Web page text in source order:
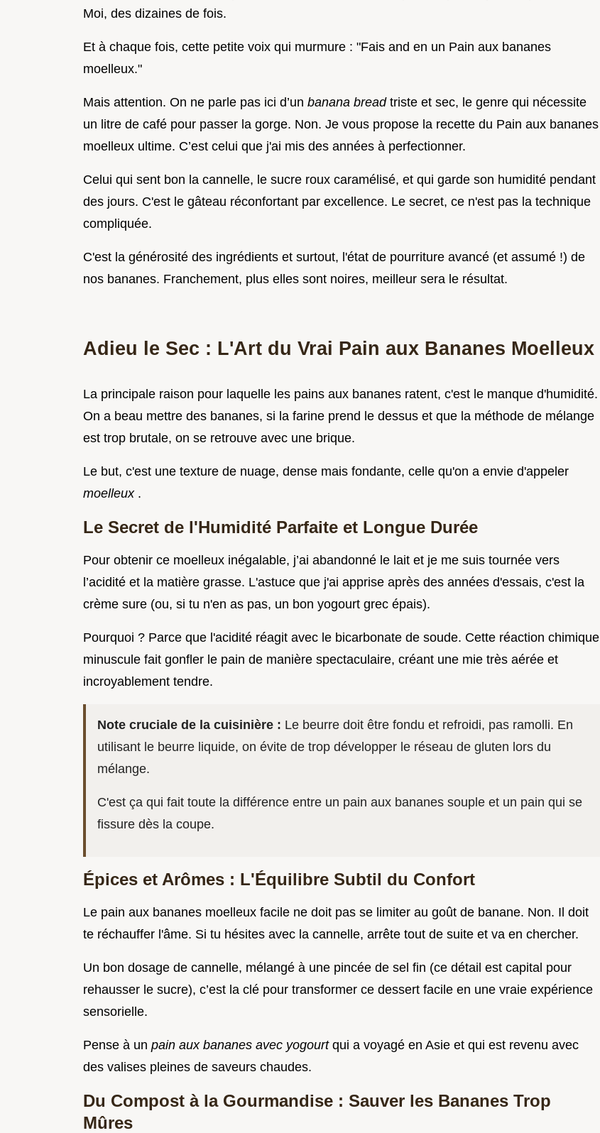
Moi, des dizaines de fois.
Et à chaque fois, cette petite voix qui murmure : "Fais and en un Pain aux bananes
moelleux."
Mais attention. On ne parle pas ici d’un banana bread triste et sec, le genre qui nécessite
un litre de café pour passer la gorge. Non. Je vous propose la recette du Pain aux bananes
moelleux ultime. C’est celui que j'ai mis des années à perfectionner.
Celui qui sent bon la cannelle, le sucre roux caramélisé, et qui garde son humidité pendant
des jours. C'est le gâteau réconfortant par excellence. Le secret, ce n'est pas la technique
compliquée.
C'est la générosité des ingrédients et surtout, l'état de pourriture avancé (et assumé !) de
nos bananes. Franchement, plus elles sont noires, meilleur sera le résultat.
Adieu le Sec : L'Art du Vrai Pain aux Bananes Moelleux
La principale raison pour laquelle les pains aux bananes ratent, c'est le manque d'humidité.
On a beau mettre des bananes, si la farine prend le dessus et que la méthode de mélange
est trop brutale, on se retrouve avec une brique.
Le but, c'est une texture de nuage, dense mais fondante, celle qu'on a envie d'appeler
moelleux .
Le Secret de l'Humidité Parfaite et Longue Durée
Pour obtenir ce moelleux inégalable, j’ai abandonné le lait et je me suis tournée vers
l’acidité et la matière grasse. L'astuce que j'ai apprise après des années d'essais, c'est la
crème sure (ou, si tu n'en as pas, un bon yogourt grec épais).
Pourquoi ? Parce que l'acidité réagit avec le bicarbonate de soude. Cette réaction chimique
minuscule fait gonfler le pain de manière spectaculaire, créant une mie très aérée et
incroyablement tendre.
Note cruciale de la cuisinière : Le beurre doit être fondu et refroidi, pas ramolli. En
utilisant le beurre liquide, on évite de trop développer le réseau de gluten lors du
mélange.
C'est ça qui fait toute la différence entre un pain aux bananes souple et un pain qui se
fissure dès la coupe.
Épices et Arômes : L'Équilibre Subtil du Confort
Le pain aux bananes moelleux facile ne doit pas se limiter au goût de banane. Non. Il doit
te réchauffer l'âme. Si tu hésites avec la cannelle, arrête tout de suite et va en chercher.
Un bon dosage de cannelle, mélangé à une pincée de sel fin (ce détail est capital pour
rehausser le sucre), c’est la clé pour transformer ce dessert facile en une vraie expérience
sensorielle.
Pense à un pain aux bananes avec yogourt qui a voyagé en Asie et qui est revenu avec
des valises pleines de saveurs chaudes.
Du Compost à la Gourmandise : Sauver les Bananes Trop
Mûres